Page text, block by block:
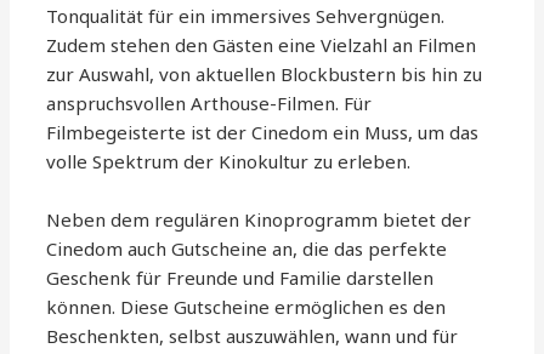
Tonqualität für ein immersives Sehvergnügen.
Zudem stehen den Gästen eine Vielzahl an Filmen
zur Auswahl, von aktuellen Blockbustern bis hin zu
anspruchsvollen Arthouse-Filmen. Für
Filmbegeisterte ist der Cinedom ein Muss, um das
volle Spektrum der Kinokultur zu erleben.
Neben dem regulären Kinoprogramm bietet der
Cinedom auch Gutscheine an, die das perfekte
Geschenk für Freunde und Familie darstellen
können. Diese Gutscheine ermöglichen es den
Beschenkten, selbst auszuwählen, wann und für